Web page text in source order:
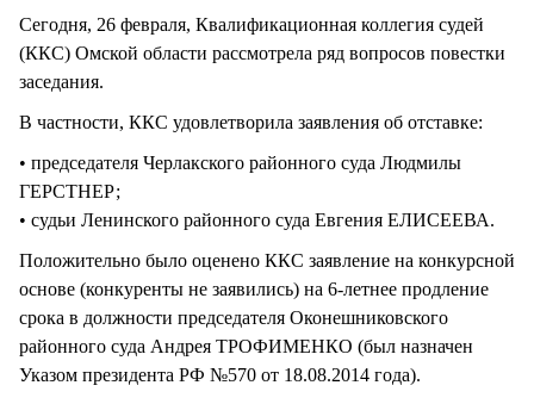
Сегодня, 26 февраля, Квалификационная коллегия судей
(ККС) Омской области рассмотрела ряд вопросов повестки
заседания.
В частности, ККС удовлетворила заявления об отставке:
• председателя Черлакского районного суда Людмилы
ГЕРСТНЕР;
• судьи Ленинского районного суда Евгения ЕЛИСЕЕВА.
Положительно было оценено ККС заявление на конкурсной
основе (конкуренты не заявились) на 6-летнее продление
срока в должности председателя Оконешниковского
районного суда Андрея ТРОФИМЕНКО (был назначен
Указом президента РФ №570 от 18.08.2014 года).